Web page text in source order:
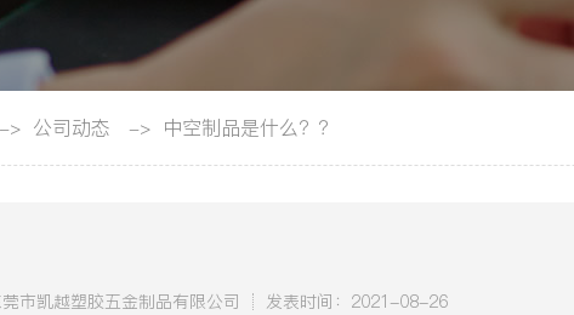
-> 公司动态 -> 中空制品是什么？？
市凯越塑胶五金制品有限公司 发表时间：2021-08-26